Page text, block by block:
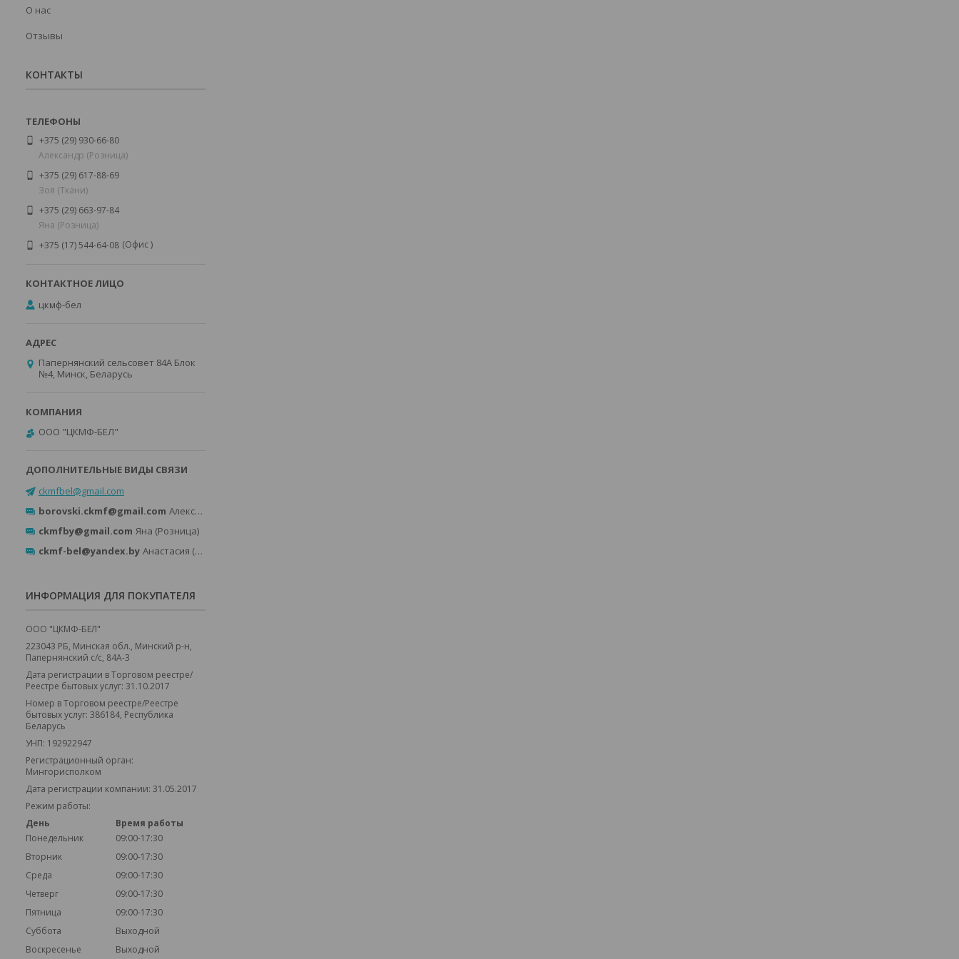
О нас
Отзывы
КОНТАКТЫ
+375 (29) 930-66-80
Александр (Розница)
+375 (29) 617-88-69
Зоя (Ткани)
+375 (29) 663-97-84
Яна (Розница)
+375 (17) 544-64-08 Офис
цкмф-бел
Папернянский сельсовет 84А Блок
№4, Минск, Беларусь
ООО "ЦКМФ-БЕЛ"
ckmfbel@gmail.com
borovski.ckmf@gmail.com Александр (Розница)
ckmfby@gmail.com Яна (Розница)
ckmf-bel@yandex.by Анастасия (Опт)
ИНФОРМАЦИЯ ДЛЯ ПОКУПАТЕЛЯ
ООО "ЦКМФ-БЕЛ"
223043 РБ, Минская обл., Минский р-н,
Папернянский с/с, 84А-3
Дата регистрации в Торговом реестре/
Реестре бытовых услуг: 31.10.2017
Номер в Торговом реестре/Реестре
бытовых услуг: 386184, Республика
Беларусь
УНП: 192922947
Регистрационный орган:
Мингорисполком
Дата регистрации компании: 31.05.2017
Режим работы:
День
Время работы
Понедельник
09:00-17:30
Вторник
09:00-17:30
Среда
09:00-17:30
Четверг
09:00-17:30
Пятница
09:00-17:30
Суббота
Выходной
Воскресенье
Выходной